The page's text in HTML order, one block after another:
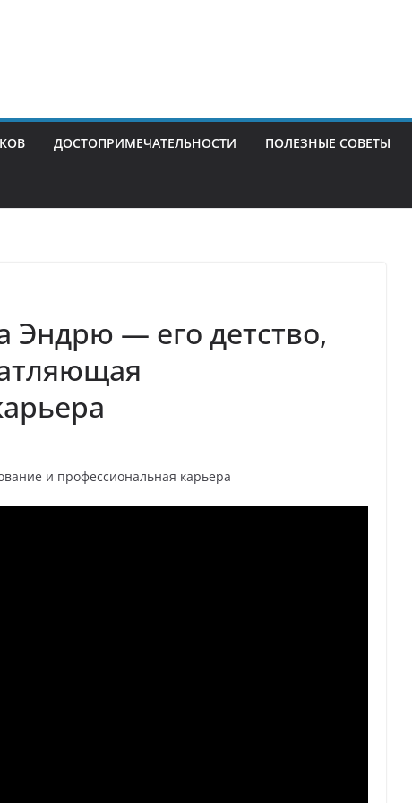
ДОСТОПРИМЕЧАТЕЛЬНОСТИ ПОЛЕЗНЫЕ СОВЕТЫ
Эндрю — его детство,